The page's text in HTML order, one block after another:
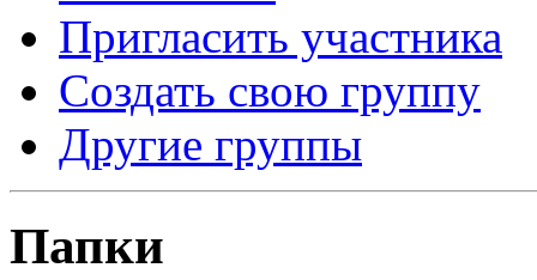
Пригласить участника
Создать свою группу
Другие группы
Папки